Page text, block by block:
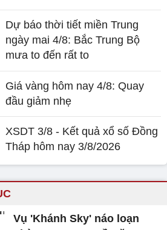
Dự báo thời tiết miền Trung
ngày mai 4/8: Bắc Trung Bộ
mưa to đến rất to
Giá vàng hôm nay 4/8: Quay
đầu giảm nhẹ
XSDT 3/8 - Kết quả xổ số Đồng
Tháp hôm nay 3/8/2026
Vụ 'Khánh Sky' náo loạn